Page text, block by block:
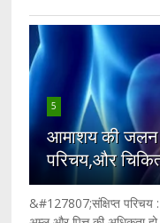
5
आमाशय की
परिचय,और
&#127807;संक्षिप्त